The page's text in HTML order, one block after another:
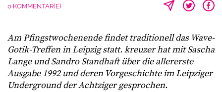
0 KOMMENTAR(E)
Am Pfingstwochenende findet traditionell das Wave-
Gotik-Treffen in Leipzig statt. kreuzer hat mit Sascha
Lange und Sandro Standhaft über die allererste
Ausgabe 1992 und deren Vorgeschichte im Leipziger
Underground der Achtziger gesprochen.